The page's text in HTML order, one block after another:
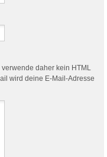
daher kein HTML
wird deine E-Mail-Adresse